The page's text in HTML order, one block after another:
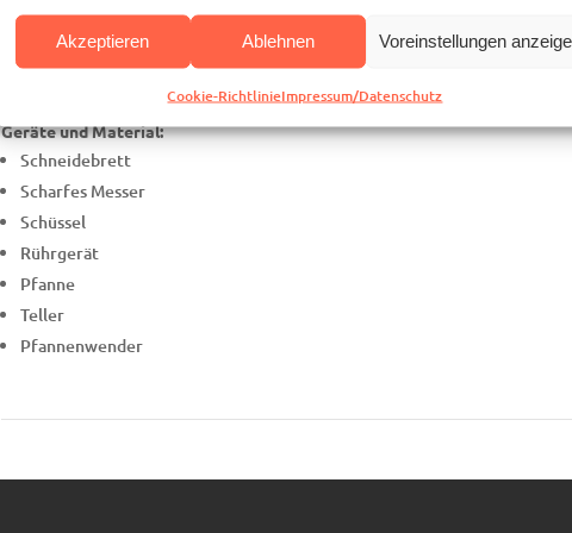
Akzeptieren Ablehnen Voreinstellungen
Cookie-RichtlinieImpressum/Datenschutz
50 g Käse (Gouda), Mais, Paprika
50 g Schinken, evtl. schon in kleine Würfel geschnitten
jeweils 50 g Salami, Oliven … alles, was euch scheckt!
Geräte und Material:
Schneidebrett
Scharfes Messer
Schüssel
Rührgerät
Pfanne
Teller
Pfannenwender